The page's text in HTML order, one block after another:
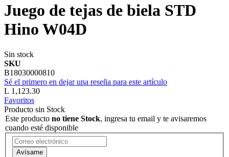
Juego de tejas de biela STD
Hino W04D
Sin stock
SKU
B18030000810
Sé el primero en dejar una reseña para este artículo
L 1,123.30
Favoritos
Producto sin Stock
Este producto no tiene Stock, ingresa tu email y te avisaremos
cuando esté disponible
Avísame